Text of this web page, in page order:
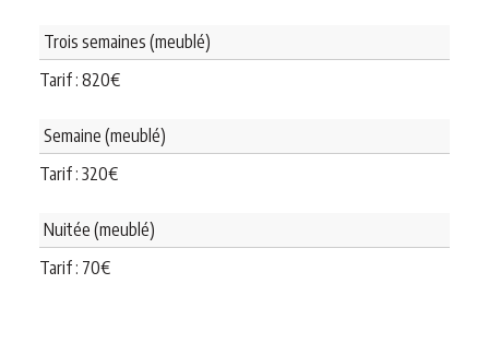
Trois semaines (meublé)
Tarif : 820€
Semaine (meublé)
Tarif : 320€
Nuitée (meublé)
Tarif : 70€